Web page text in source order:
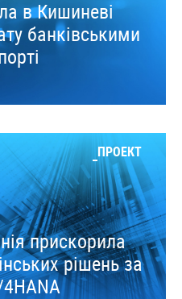
в Кишиневі
банківськими
ПРОЕКТ
прискорила
рішень за